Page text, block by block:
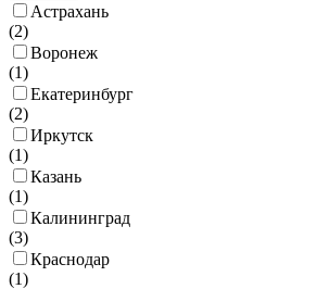
Астрахань
(2)
Воронеж
(1)
Екатеринбург
(2)
Иркутск
(1)
Казань
(1)
Калининград
(3)
Краснодар
(1)